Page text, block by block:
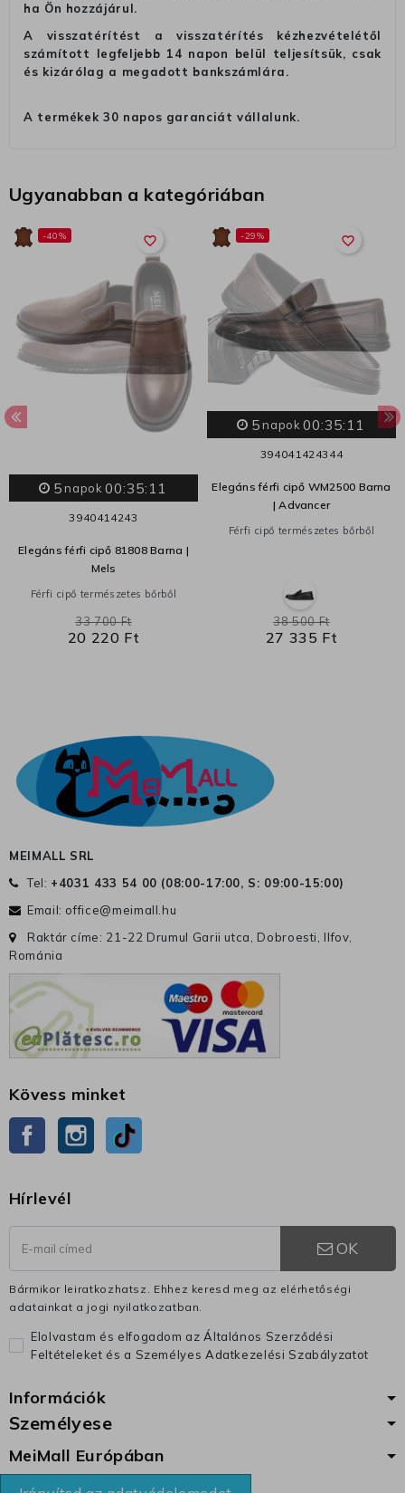
ha Ön hozzájárul.
A visszatérítést a visszatérítés kézhezvételétől
számított legfeljebb 14 napon belül teljesítsük, csak
és kizárólag a megadott bankszámlára.
A termékek 30 napos garanciát vállalunk.
Ugyanabban a kategóriában
favorite_border
-40%
5 napok 00:35:11
394041 4243
Elegáns férfi cipő 81808 Barna |
Mels
Férfi cipő természetes bőrből
20 220 Ft
33 700 Ft
favorite_border
-29%
5 napok 00:35:11
3940414243 44
Elegáns férfi cipő WM2500 Barna
| Advancer
Férfi cipő természetes bőrből
27 335 Ft
38 500 Ft
MEIMALL SRL
Tel: +4031 433 54 00 (08:00-17:00, S: 09:00-15:00)
Email: office@meimall.hu
Raktár címe: 21-22 Drumul Garii utca, Dobroesti, Ilfov,
Románia
Kövess minket
Facebook Instagram
Hírlevél
OK
Bármikor leiratkozhatsz. Ehhez keresd meg az elérhetőségi
adatainkat a jogi nyilatkozatban.
Elolvastam és elfogadom az Általános Szerződési
Feltételeket és a Személyes Adatkezelési Szabályzatot
Információk
Személyese
MeiMall Európában